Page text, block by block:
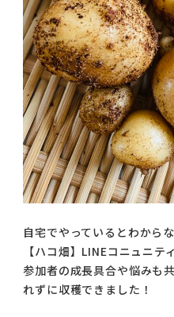
自宅でやっているとわから
【ハコ畑】LINEコニュニ
参加者の成長具合や悩みも
れずに収穫できました！